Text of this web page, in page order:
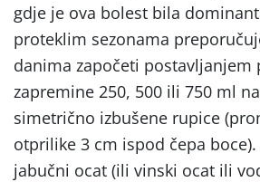
gdje je ova bolest bila
proteklim sezonama
danima započeti postavljanjem
zapremine 250, 500 ili 750 ml
simetrično izbušene rupice
otprilike 3 cm ispod čepa
jabučni ocat (ili vinski ocat ili